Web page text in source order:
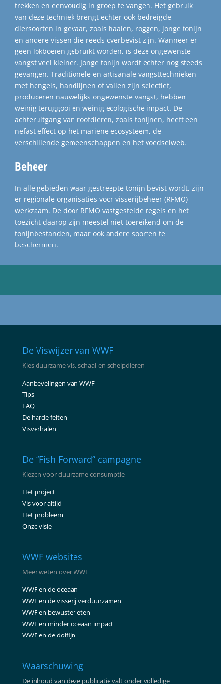
trekken en eenvoudig in groep te vangen. Het gebruik
van deze techniek brengt echter ook bedreigde
diersoorten in gevaar, zoals haaien, roggen, jonge tonijn
en andere vissen die reeds overbevist zijn. Wanneer er
geen lokboeien gebruikt worden, is deze ongewenste
vangst veel kleiner. Jonge tonijn wordt echter nog steeds
gevangen. Traditionele en artisanale vangsttechnieken
met hengels, handlijnen of vallen zijn selectief,
produceren nauwelijks ongewenste vangst, hebben
weinig teruggooi en weinig ecologische impact. De
achteruitgang van roofdieren, zoals tonijnen, heeft een
nefast effect op het mariene ecosysteem, de
verschillende gemeenschappen en het voedselweb.
Beheer
In alle gebieden waar gestreepte tonijn bevist wordt, zijn
er regionale organisaties voor visserijbeheer (RFMO)
werkzaam. De door RFMO vastgestelde regels en het
toezicht daarop zijn meestel niet toereikend om de
tonijnbestanden, maar ook andere soorten te
beschermen.
De Viswijzer van WWF
Kies duurzame vis, schaal-en schelpdieren
Aanbevelingen van WWF
Tips
FAQ
De harde feiten
Visverhalen
De “Fish Forward” campagne
Kiezen voor duurzame consumptie
Het project
Vis voor altijd
Het probleem
Onze visie
WWF websites
Meer weten over WWF
WWF en de oceaan
WWF en de visserij verduurzamen
WWF en bewuster eten
WWF en minder oceaan impact
WWF en de dolfijn
Waarschuwing
De inhoud van deze publicatie valt onder volledige